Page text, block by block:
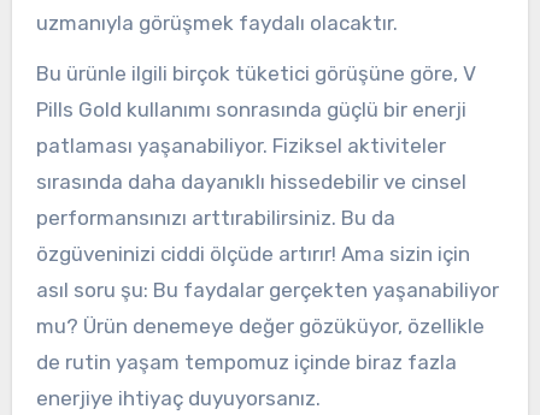
uzmanıyla görüşmek faydalı olacaktır.
Bu ürünle ilgili birçok tüketici görüşüne göre, V
Pills Gold kullanımı sonrasında güçlü bir enerji
patlaması yaşanabiliyor. Fiziksel aktiviteler
sırasında daha dayanıklı hissedebilir ve cinsel
performansınızı arttırabilirsiniz. Bu da
özgüveninizi ciddi ölçüde artırır! Ama sizin için
asıl soru şu: Bu faydalar gerçekten yaşanabiliyor
mu? Ürün denemeye değer gözüküyor, özellikle
de rutin yaşam tempomuz içinde biraz fazla
enerjiye ihtiyaç duyuyorsanız.